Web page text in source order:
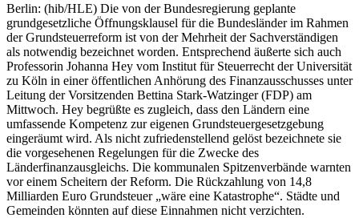
Berlin: (hib/HLE) Die von der Bundesregierung geplante
grundgesetzliche Öffnungsklausel für die Bundesländer im Rahmen
der Grundsteuerreform ist von der Mehrheit der Sachverständigen
als notwendig bezeichnet worden. Entsprechend äußerte sich auch
Professorin Johanna Hey vom Institut für Steuerrecht der Universität
zu Köln in einer öffentlichen Anhörung des Finanzausschusses unter
Leitung der Vorsitzenden Bettina Stark-Watzinger (FDP) am
Mittwoch. Hey begrüßte es zugleich, dass den Ländern eine
umfassende Kompetenz zur eigenen Grundsteuergesetzgebung
eingeräumt wird. Als nicht zufriedenstellend gelöst bezeichnete sie
die vorgesehenen Regelungen für die Zwecke des
Länderfinanzausgleichs. Die kommunalen Spitzenverbände warnten
vor einem Scheitern der Reform. Die Rückzahlung von 14,8
Milliarden Euro Grundsteuer „wäre eine Katastrophe“. Städte und
Gemeinden könnten auf diese Einnahmen nicht verzichten.